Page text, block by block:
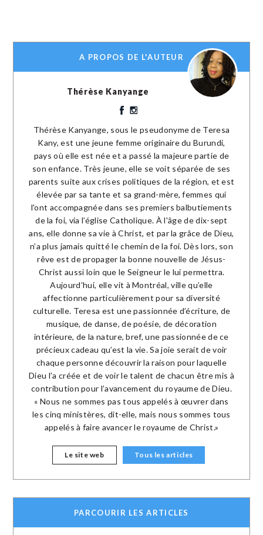
A PROPOS DE L'AUTEUR
Thérèse Kanyange
Thérèse Kanyange, sous le pseudonyme de Teresa
Kany, est une jeune femme originaire du Burundi,
pays où elle est née et a passé la majeure partie de
son enfance. Très jeune, elle se voit séparée de ses
parents suite aux crises politiques de la région, et est
élevée par sa tante et sa grand-mère, femmes qui
l'ont accompagnée dans ses premiers balbutiements
de la foi, via l’église Catholique. À l'âge de dix-sept
ans, elle donne sa vie à Christ, et par la grâce de Dieu,
n’a plus jamais quitté le chemin de la foi. Dès lors, son
rêve est de propager la bonne nouvelle de Jésus-
Christ aussi loin que le Seigneur le lui permettra.
Aujourd’hui, elle vit à Montréal, ville qu’elle
affectionne particulièrement pour sa diversité
culturelle. Teresa est une passionnée d’écriture, de
musique, de danse, de poésie, de décoration
intérieure, de la nature, bref, une passionnée de ce
précieux cadeau qu’est la vie. Sa joie serait de voir
chaque personne découvrir la raison pour laquelle
Dieu l’a créée et de voir le talent de chacun être mis à
contribution pour l’avancement du royaume de Dieu.
« Nous ne sommes pas tous appelés à œuvrer dans
les cinq ministères, dit-elle, mais nous sommes tous
appelés à faire avancer le royaume de Christ.»
Le site web Tous les articles
PARCOURIR LES ARTICLES